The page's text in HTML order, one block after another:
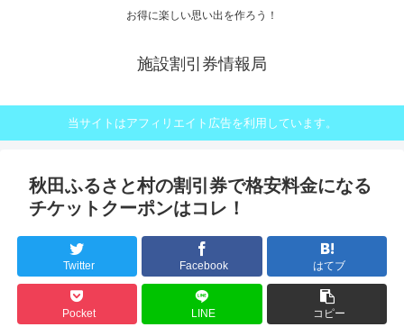
お得に楽しい思い出を作ろう！
施設割引券情報局
当サイトはアフィリエイト広告を利用しています。
秋田ふるさと村の割引券で格安料金になる
チケットクーポンはコレ！
Twitter Facebook はてブ
Pocket LINE コピー